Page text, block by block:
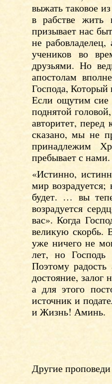
выжать таковое
в рабстве жить
призывает нас
не
учеников во
друзьями. Но
апостолам
Господа, Который
Если ощутим
поднятой
авторитет,
сказано, мы не
принадлежим
пребывает с
«Истинно,
мир
будет. … вы
возрадуется
вас». Когда
великую скорбь.
уже ничего не
лет, но
Поэтому
достояние,
а для этого
источник и
и Жизнь! Аминь.
Другие